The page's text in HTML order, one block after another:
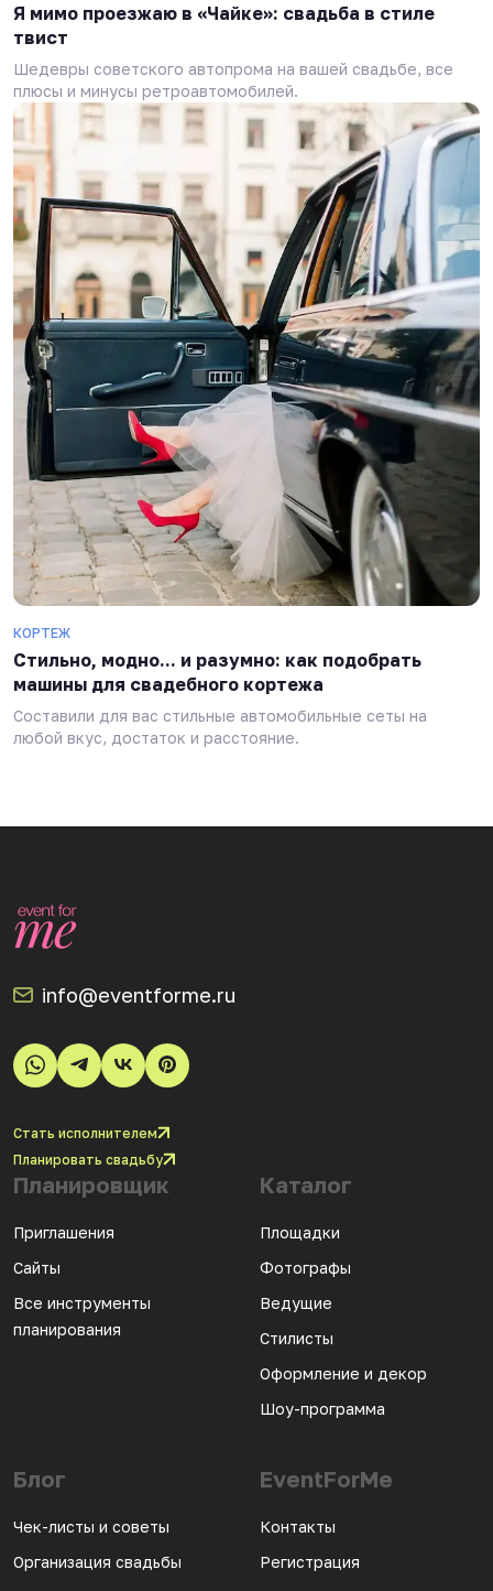
Я мимо проезжаю в «Чайке»: свадьба в стиле
твист
Шедевры советского автопрома на вашей свадьбе, все
плюсы и минусы ретроавтомобилей.
КОРТЕЖ
Стильно, модно... и разумно: как подобрать
машины для свадебного кортежа
Составили для вас стильные автомобильные сеты на
любой вкус, достаток и расстояние.
info@eventforme.ru
Стать исполнителем
Планировать свадьбу
Планировщик
Приглашения
Сайты
Все инструменты
планирования
Каталог
Площадки
Фотографы
Ведущие
Стилисты
Оформление и декор
Шоу-программа
Блог
Чек-листы и советы
Организация свадьбы
EventForMe
Контакты
Регистрация